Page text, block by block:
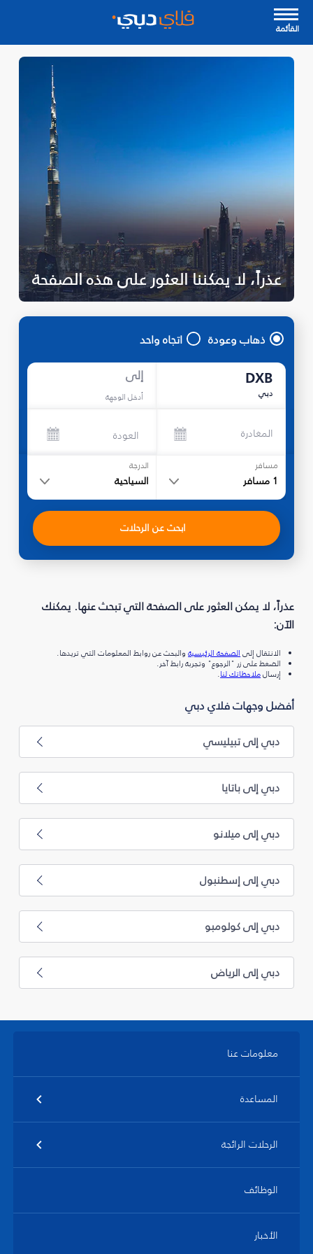
القأئمة
عذراً، لا يمكننا العثور على هذه الصفحة
ذهاب وعودة اتجاه واحد
DXB
دبي
إلى
أدخل الوجهة
المغادرة العودة
مسافر
1 مسافر
الدرجة
السياحية
ابحث عن الرحلات
عذراً، لا يمكن العثور على الصفحة التي تبحث عنها. يمكنك
الآن:
الانتقال إلىالصفحة الرئيسيةوالبحث عن روابط المعلومات التي تريدها.
الضغط على زر "الرجوع" وتجربة رابط آخر.
إرسالملاحظاتك لنا.
أفضل وجهات فلاي دبي
دبي إلى تبيليسي
دبي إلى باتايا
دبي إلى ميلانو
دبي إلى إسطنبول
دبي إلى كولومبو
دبي إلى الرياض
معلومات عنا
المساعدة
الرحلات الرائجة
الوظائف
الأخبار